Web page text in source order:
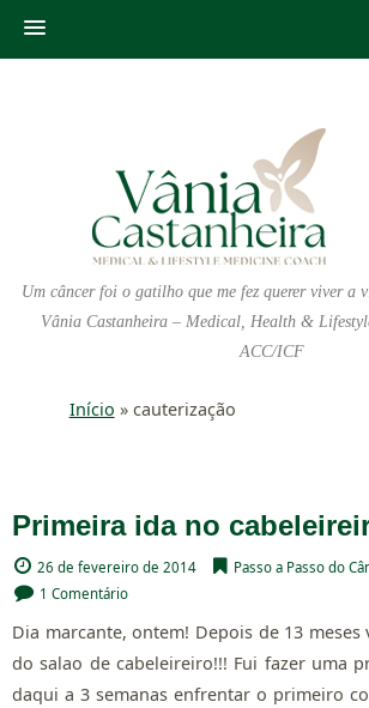
Um câncer foi o gatilho que me fez querer viver a
Vânia Castanheira – Medical, Health &
ACC/ICF
Início » cauterização
Primeira ida no
26 de fevereiro de 2014 Passo a Passo do
1 Comentário
Dia marcante, ontem! Depois de 13 meses
do salao de cabeleireiro!!! Fui fazer uma
daqui a 3 semanas enfrentar o primeiro